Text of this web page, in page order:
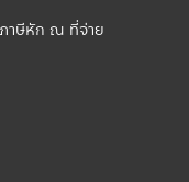
าษีหัก ณ ที่จ่าย